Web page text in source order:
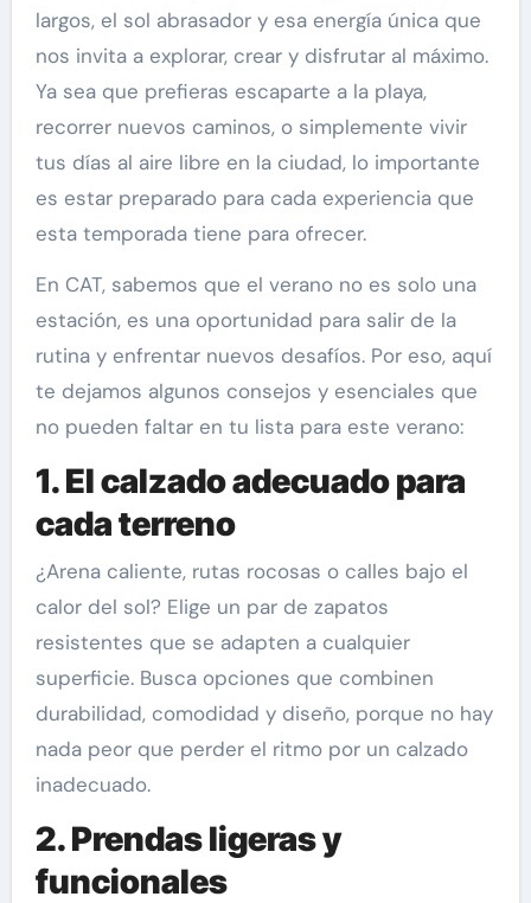
largos, el sol abrasador y esa energía única que
nos invita a explorar, crear y disfrutar al máximo.
Ya sea que prefieras escaparte a la playa,
recorrer nuevos caminos, o simplemente vivir
tus días al aire libre en la ciudad, lo importante
es estar preparado para cada experiencia que
esta temporada tiene para ofrecer.
En CAT, sabemos que el verano no es solo una
estación, es una oportunidad para salir de la
rutina y enfrentar nuevos desafíos. Por eso, aquí
te dejamos algunos consejos y esenciales que
no pueden faltar en tu lista para este verano:
1. El calzado adecuado para
cada terreno
¿Arena caliente, rutas rocosas o calles bajo el
calor del sol? Elige un par de zapatos
resistentes que se adapten a cualquier
superficie. Busca opciones que combinen
durabilidad, comodidad y diseño, porque no hay
nada peor que perder el ritmo por un calzado
inadecuado.
2. Prendas ligeras y
funcionales